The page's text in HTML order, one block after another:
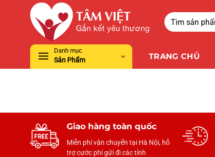
Danh mục
Sản Phẩm TRANG CHỦ
Giao hàng toàn quốc
Miễn phí vận chuyển tại Hà Nội, hỗ
trợ cước phí gửi đi các tỉnh